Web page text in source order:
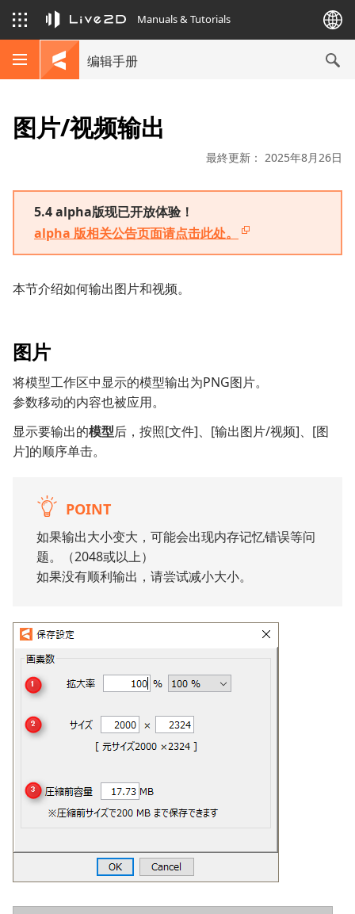
Manuals & Tutorials
编辑手册
图片/视频输出
最終更新： 2025年8月26日
5.4 alpha版现已开放体验！
alpha 版相关公告页面请点击此处。
本节介绍如何输出图片和视频。
图片
将模型工作区中显示的模型输出为PNG图片。
参数移动的内容也被应用。
显示要输出的模型后，按照[文件]、[输出图片/视频]、[图
片]的顺序单击。
POINT
如果输出大小变大，可能会出现内存记忆错误等问
题。（2048或以上）
如果没有顺利输出，请尝试减小大小。